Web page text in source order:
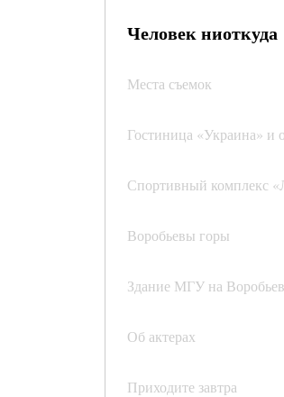
Человек ниоткуда
Места съемок
Гостиница «Украина» и
Спортивный комплекс
Воробьевы горы
Здание МГУ на
Об актерах
Приходите завтра